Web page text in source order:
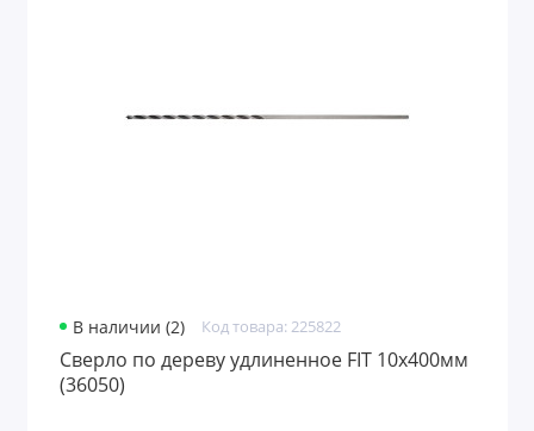
В наличии (2) Код товара: 225822
Сверло по дереву удлиненное FIT 10х400мм
(36050)